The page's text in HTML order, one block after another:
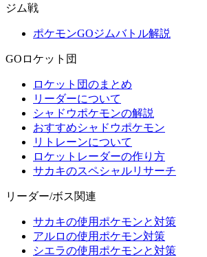
ジム戦
ポケモンGOジムバトル解説
GOロケット団
ロケット団のまとめ
リーダーについて
シャドウポケモンの解説
おすすめシャドウポケモン
リトレーンについて
ロケットレーダーの作り方
サカキのスペシャルリサーチ
リーダー/ボス関連
サカキの使用ポケモンと対策
アルロの使用ポケモン対策
シエラの使用ポケモンと対策